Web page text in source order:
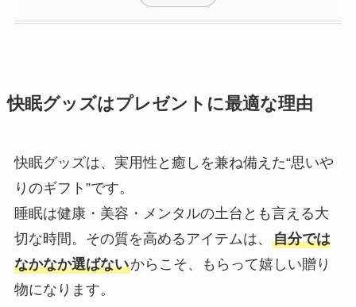
快眠グッズはプレゼントに最適な理由
快眠グッズは、実用性と癒しを兼ね備えた“思いや
りのギフト”です。
睡眠は健康・美容・メンタルの土台とも言える大
切な時間。その質を高めるアイテムは、 自分では
なかなか選ばないからこそ、もらって嬉しい贈り
物になります。